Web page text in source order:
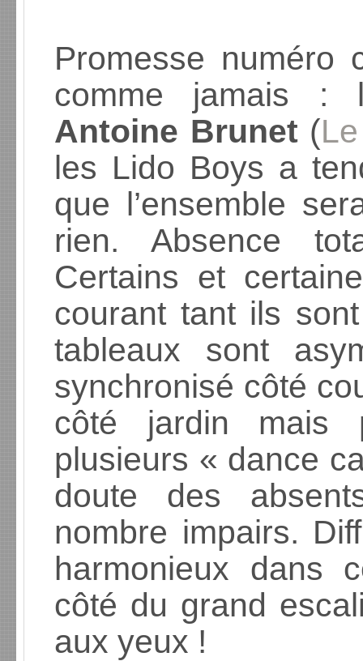
Promesse numéro
comme jamais
Antoine Brunet(
les Lido Boys a
que l’ensemble
rien. Absence
Certains et
courant tant ils
tableaux sont
synchronisé côté
côté jardin mais
plusieurs « dance
doute des
nombre impairs.
harmonieux dans
côté du grand
aux yeux !